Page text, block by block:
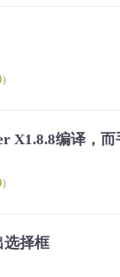
）
X1.8.8编译，
）
选择框